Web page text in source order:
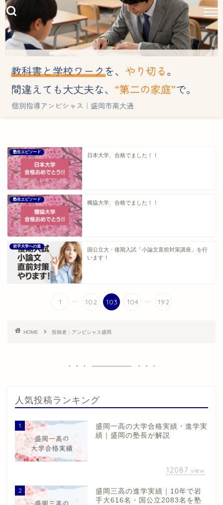
塾生エピソード
日本大学、合格でました！！
塾生エピソード
獨協大学、合格でました！！
岩手大学への道
国公立大・後期入試「小論文直前対策講座」を行
います！
1 ... 102 103 104 ... 192
HOME 投稿者：アンビシャス盛岡
人気投稿ランキング
1
盛岡一高の大学合格実績・進学実
績｜盛岡の塾長が解説
12087 view
2
盛岡三高の進学実績｜10年で岩
手大616名・国公立2083名を塾